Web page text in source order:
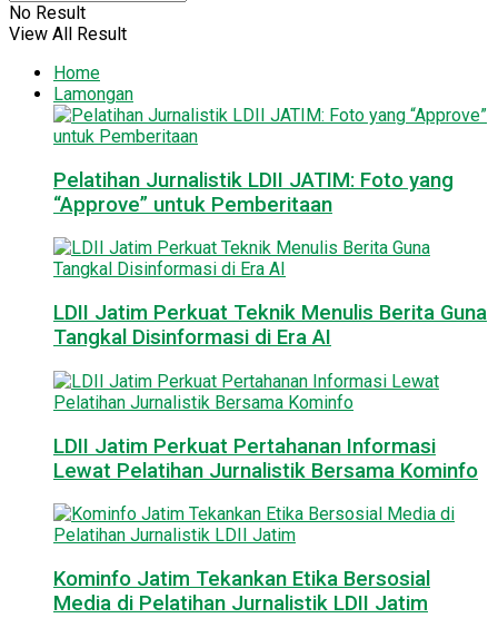
No Result
View All Result
Home
Lamongan
Pelatihan Jurnalistik LDII JATIM: Foto yang
“Approve” untuk Pemberitaan
LDII Jatim Perkuat Teknik Menulis Berita Guna
Tangkal Disinformasi di Era AI
LDII Jatim Perkuat Pertahanan Informasi
Lewat Pelatihan Jurnalistik Bersama Kominfo
Kominfo Jatim Tekankan Etika Bersosial
Media di Pelatihan Jurnalistik LDII Jatim